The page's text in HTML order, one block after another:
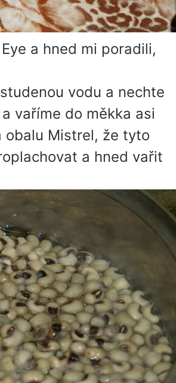
a hned mi poradili,
vodu a nechte
vaříme do měkka asi
obalu Mistrel, že tyto
a hned vařit